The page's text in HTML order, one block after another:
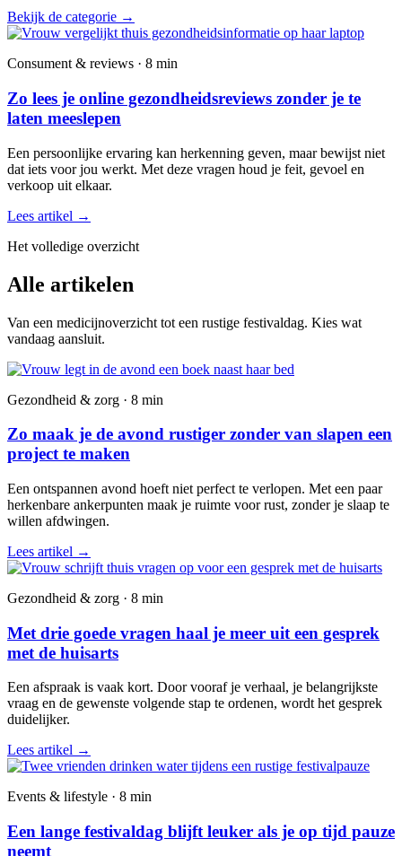
Bekijk de categorie →
Consument & reviews · 8 min
Zo lees je online gezondheidsreviews zonder je te
laten meeslepen
Een persoonlijke ervaring kan herkenning geven, maar bewijst niet
dat iets voor jou werkt. Met deze vragen houd je feit, gevoel en
verkoop uit elkaar.
Lees artikel →
Het volledige overzicht
Alle artikelen
Van een medicijnoverzicht tot een rustige festivaldag. Kies wat
vandaag aansluit.
Gezondheid & zorg · 8 min
Zo maak je de avond rustiger zonder van slapen een
project te maken
Een ontspannen avond hoeft niet perfect te verlopen. Met een paar
herkenbare ankerpunten maak je ruimte voor rust, zonder je slaap te
willen afdwingen.
Lees artikel →
Gezondheid & zorg · 8 min
Met drie goede vragen haal je meer uit een gesprek
met de huisarts
Een afspraak is vaak kort. Door vooraf je verhaal, je belangrijkste
vraag en de gewenste volgende stap te ordenen, wordt het gesprek
duidelijker.
Lees artikel →
Events & lifestyle · 8 min
Een lange festivaldag blijft leuker als je op tijd pauze
neemt